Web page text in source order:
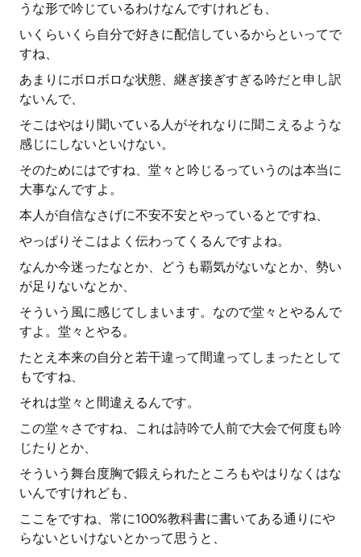
うな形で吟じているわけなんですけれども、
いくらいくら自分で好きに配信しているからといってで
すね、
あまりにボロボロな状態、継ぎ接ぎすぎる吟だと申し訳
ないんで、
そこはやはり聞いている人がそれなりに聞こえるような
感じにしないといけない。
そのためにはですね、堂々と吟じるっていうのは本当に
大事なんですよ。
本人が自信なさげに不安不安とやっているとですね、
やっぱりそこはよく伝わってくるんですよね。
なんか今迷ったなとか、どうも覇気がないなとか、勢い
が足りないなとか、
そういう風に感じてしまいます。なので堂々とやるんで
すよ。堂々とやる。
たとえ本来の自分と若干違って間違ってしまったとして
もですね、
それは堂々と間違えるんです。
この堂々さですね、これは詩吟で人前で大会で何度も吟
じたりとか、
そういう舞台度胸で鍛えられたところもやはりなくはな
いんですけれども、
ここをですね、常に100%教科書に書いてある通りにや
らないといけないとかって思うと、